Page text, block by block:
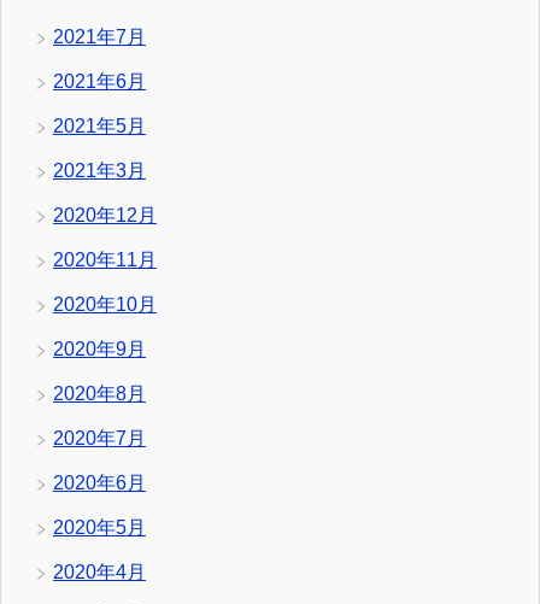
2021年7月
2021年6月
2021年5月
2021年3月
2020年12月
2020年11月
2020年10月
2020年9月
2020年8月
2020年7月
2020年6月
2020年5月
2020年4月